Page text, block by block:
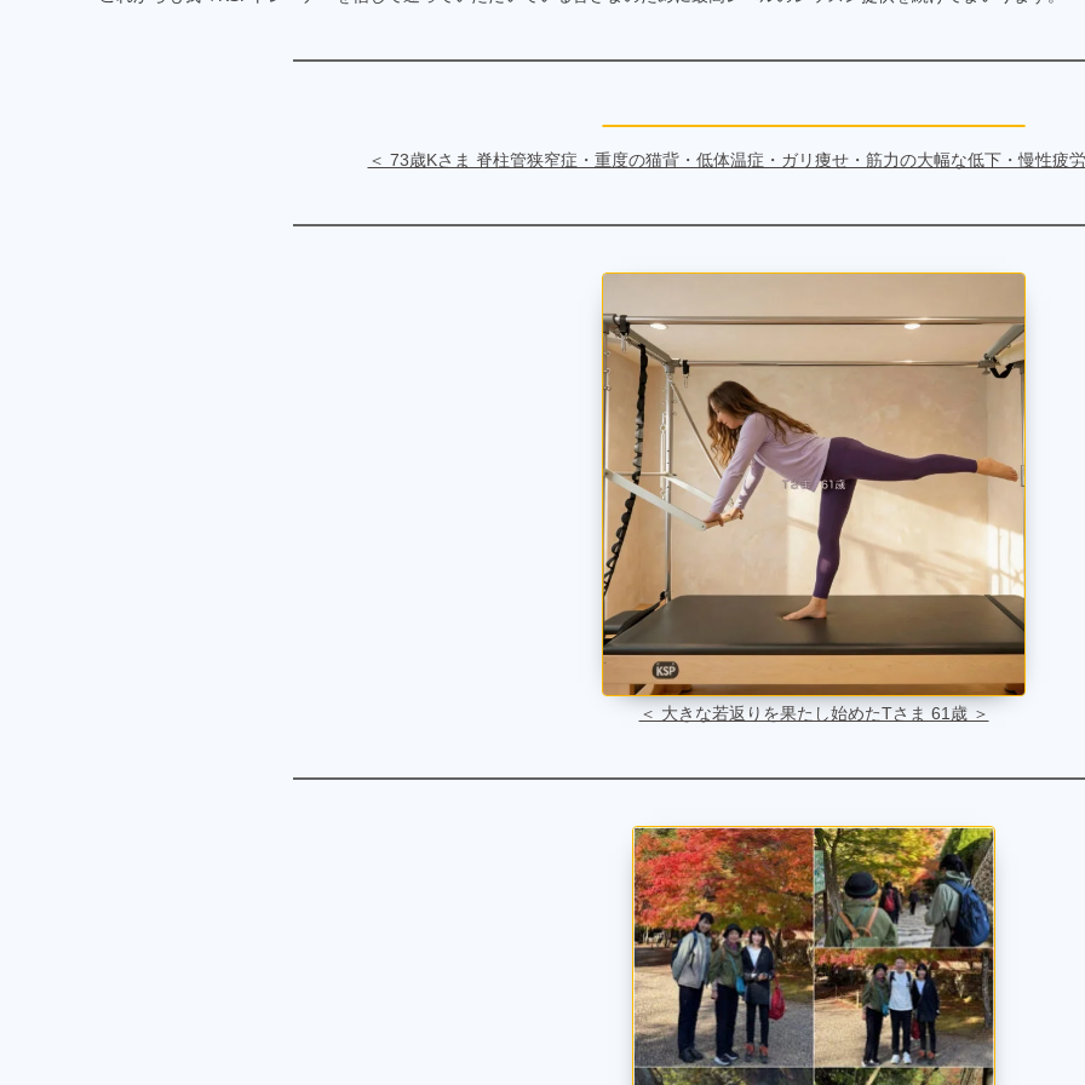
＜ 73歳Kさま 脊柱管狭窄症・重度の猫背・低体温症・ガリ痩せ・筋力の大幅な低下・慢性疲
＜ 大きな若返りを果たし始めたTさま 61歳 ＞